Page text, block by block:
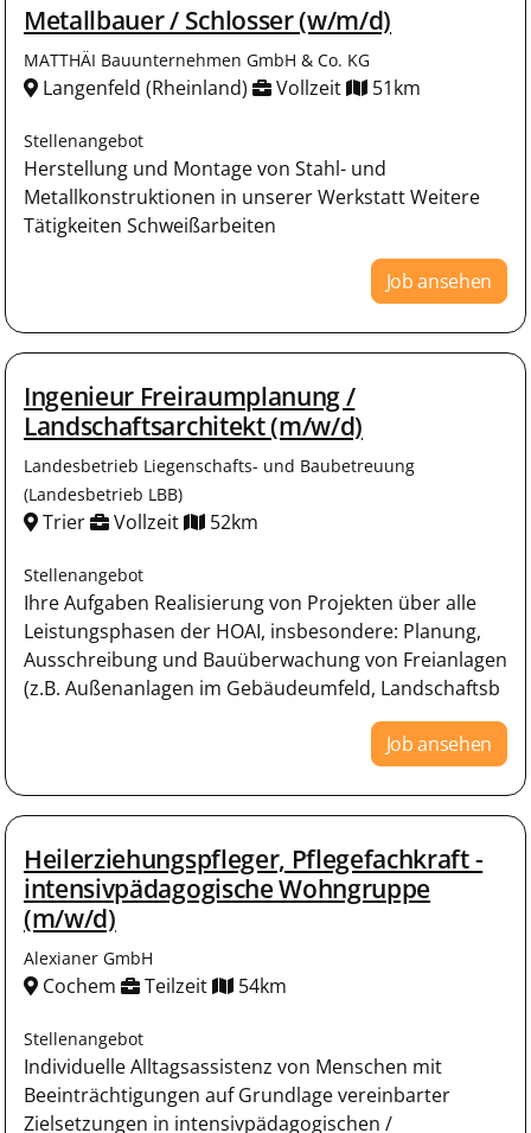
Metallbauer / Schlosser (w/m/d)
MATTHÄI Bauunternehmen GmbH & Co. KG
Langenfeld (Rheinland) Vollzeit 51km
Stellenangebot
Herstellung und Montage von Stahl- und
Metallkonstruktionen in unserer Werkstatt Weitere
Tätigkeiten Schweißarbeiten
Job ansehen
Ingenieur Freiraumplanung /
Landschaftsarchitekt (m/w/d)
Landesbetrieb Liegenschafts- und Baubetreuung
(Landesbetrieb LBB)
Trier Vollzeit 52km
Stellenangebot
Ihre Aufgaben Realisierung von Projekten über alle
Leistungsphasen der HOAI, insbesondere: Planung,
Ausschreibung und Bauüberwachung von Freianlagen
(z.B. Außenanlagen im Gebäudeumfeld, Landschaftsb
Job ansehen
Heilerziehungspfleger, Pflegefachkraft -
intensivpädagogische Wohngruppe
(m/w/d)
Alexianer GmbH
Cochem Teilzeit 54km
Stellenangebot
Individuelle Alltagsassistenz von Menschen mit
Beeinträchtigungen auf Grundlage vereinbarter
Zielsetzungen in intensivpädagogischen /